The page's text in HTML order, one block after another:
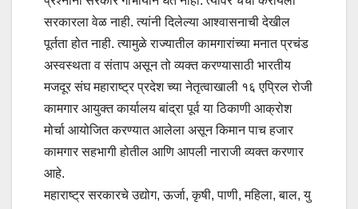
सरकारला वेळ नाही. त्यांनी दिलेल्या आश्वासनाची देखील
पूर्तता होत नाही. त्यामुळे राज्यातील कामगारांच्या मनात प्रचंड
अस्वस्थता व संताप असून तो व्यक्त करण्यासाठी भारतीय
मजदूर संघ महाराष्ट्र प्रदेश च्या नेतृत्वाखाली १६ एप्रिल रोजी
कामगार आयुक्त कार्यालय बांद्रा पूर्व या ठिकाणी आक्रोश
मोर्चा आयोजित करण्यात आलेला असून किमान पाच हजार
कामगार सहभागी होतील आणि आपली नाराजी व्यक्त करणार
आहे.
महाराष्ट्र सरकारचे उद्योग, ऊर्जा, कृषी, पाणी, महिला, बाल, यु